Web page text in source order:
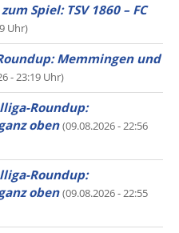
Spiel: TSV 1860 – FC
Uhr)
Memmingen und
- 23:19 Uhr)
Roundup:
oben (09.08.2026 - 22:56
Roundup:
oben (09.08.2026 - 22:55